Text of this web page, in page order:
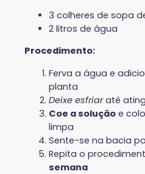
3 colheres de sopa
2 litros de água
Procedimento:
Ferva a água e
planta
Deixe esfriaraté
Coe a solução e
limpa
Sente-se na bacia
Repita o
semana